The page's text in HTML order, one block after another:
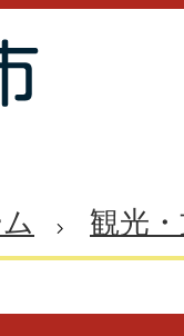
観光